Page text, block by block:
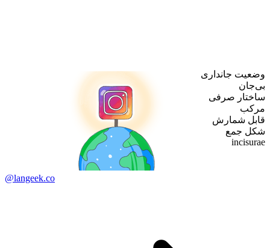
وضعیت جانداری
بی‌جان
ساختار صرفی
مرکب
قابل شمارش
شکل جمع
incisurae
@langeek.co